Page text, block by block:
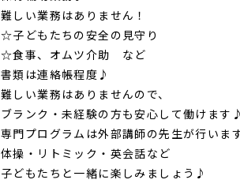
難しい業務はありません！
☆子どもたちの安全の見守り
☆食事、オムツ介助 など
書類は連絡帳程度♪
難しい業務はありませんので、
ブランク・未経験の方も安心して働けます♪
専門プログラムは外部講師の先生が行いま
体操・リトミック・英会話など
子どもたちと一緒に楽しみましょう♪